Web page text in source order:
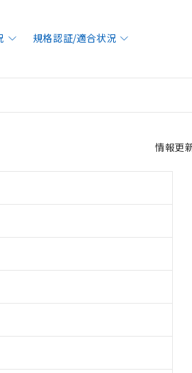
規格認証/適合状況
情報更